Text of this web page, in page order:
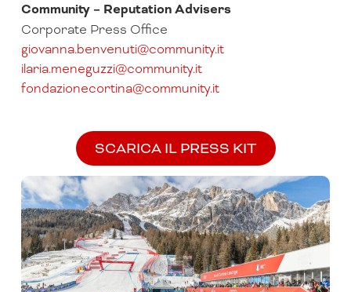
Community – Reputation Advisers
Corporate Press Office
giovanna.benvenuti@community.it
ilaria.meneguzzi@community.it
fondazionecortina@community.it
SCARICA IL PRESS KIT